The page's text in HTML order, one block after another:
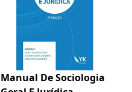
Manual De Sociologia